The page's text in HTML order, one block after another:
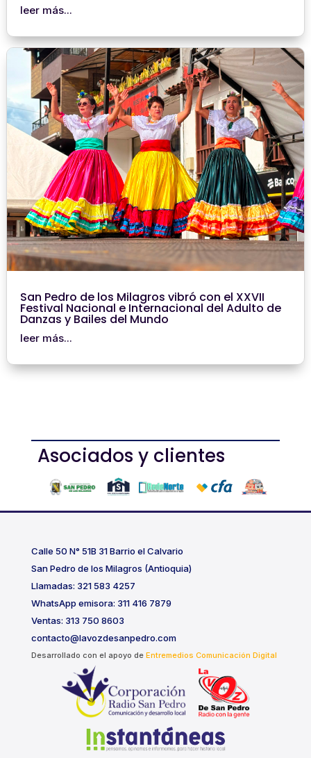
leer más...
San Pedro de los Milagros vibró con el XXVII
Festival Nacional e Internacional del Adulto de
Danzas y Bailes del Mundo
leer más...
Asociados y clientes
Calle 50 N° 51B 31 Barrio el Calvario
San Pedro de los Milagros (Antioquia)
Llamadas: 321 583 4257
WhatsApp emisora: 311 416 7879
Ventas: 313 750 8603
contacto@lavozdesanpedro.com
Desarrollado con el apoyo de Entremedios Comunicación Digital